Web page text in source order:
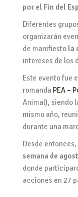
por el Fin del
Diferentes
organizarán
de manifiesto la
intereses de los
Este evento fue
romanda PEA –
Animal), siendo
mismo año,
durante una
Desde
semana de
donde
acciones en 27